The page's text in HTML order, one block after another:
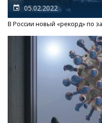
05.02.2022
В России новый «рекорд» по